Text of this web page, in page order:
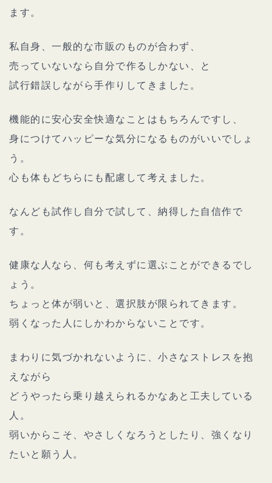
ます。
私自身、一般的な市販のものが合わず、
売っていないなら自分で作るしかない、と
試行錯誤しながら手作りしてきました。
機能的に安心安全快適なことはもちろんですし、
身につけてハッピーな気分になるものがいいでしょ
う。
心も体もどちらにも配慮して考えました。
なんども試作し自分で試して、納得した自信作で
す。
健康な人なら、何も考えずに選ぶことができるでし
ょう。
ちょっと体が弱いと、選択肢が限られてきます。
弱くなった人にしかわからないことです。
まわりに気づかれないように、小さなストレスを抱
えながら
どうやったら乗り越えられるかなあと工夫している
人。
弱いからこそ、やさしくなろうとしたり、強くなり
たいと願う人。